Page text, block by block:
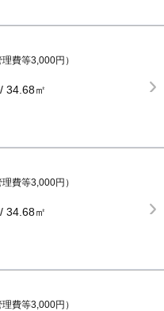
理費等3,000円）
34.68㎡
理費等3,000円）
34.68㎡
理費等3,000円）